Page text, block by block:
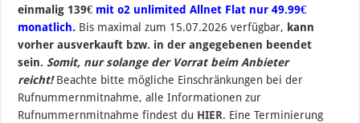
einmalig 139€ mit o2 unlimited Allnet Flat nur 49.99€
monatlich. Bis maximal zum 15.07.2026 verfügbar, kann
vorher ausverkauft bzw. in der angegebenen beendet
sein. Somit, nur solange der Vorrat beim Anbieter
reicht! Beachte bitte mögliche Einschränkungen bei der
Rufnummernmitnahme, alle Informationen zur
Rufnummernmitnahme findest du HIER. Eine Terminierung